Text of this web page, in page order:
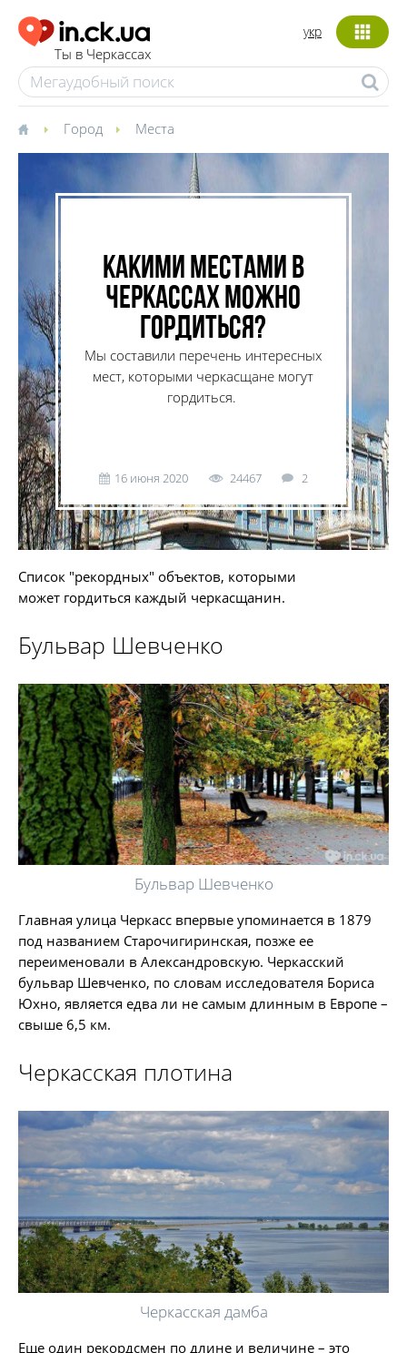
Ты в Черкассах
укр
Город Места
Какими местами в
Черкассах можно
гордиться?
Мы составили перечень интересных
мест, которыми черкасщане могут
гордиться.
16 июня 2020 24467 2
Список "рекордных" объектов, которыми
может гордиться каждый черкасщанин.
Бульвар Шевченко
Бульвар Шевченко
Главная улица Черкасс впервые упоминается в 1879
под названием Старочигиринская, позже ее
переименовали в Александровскую. Черкасский
бульвар Шевченко, по словам исследователя Бориса
Юхно, является едва ли не самым длинным в Европе –
свыше 6,5 км.
Черкасская плотина
Черкасская дамба
Еще один рекордсмен по длине и величине – это